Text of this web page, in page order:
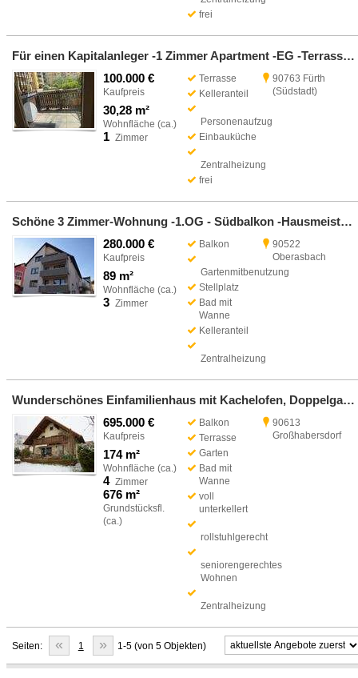
frei
Für einen Kapitalanleger -1 Zimmer Apartment -EG -Terrasse -ca. 30,28 Quadratmeter -90763 Fürth
100.000 €
Kaufpreis
30,28 m²
Wohnfläche (ca.)
1 Zimmer
Terrasse
Kelleranteil
Personenaufzug
Einbauküche
Zentralheizung
frei
90763 Fürth
(Südstadt)
Schöne 3 Zimmer-Wohnung -1.OG - Südbalkon -Hausmeister-90522 Oberasbach
280.000 €
Kaufpreis
89 m²
Wohnfläche (ca.)
3 Zimmer
Balkon
Gartenmitbenutzung
Stellplatz
Bad mit
Wanne
Kelleranteil
Zentralheizung
90522
Oberasbach
Wunderschönes Einfamilienhaus mit Kachelofen, Doppelgarage- Garten-90613 Großhabersdorf/OT Vincenzenbronn
695.000 €
Kaufpreis
174 m²
Wohnfläche (ca.)
4 Zimmer
676 m²
Grundstücksfl.
(ca.)
Balkon
Terrasse
Garten
Bad mit
Wanne
voll
unterkellert
rollstuhlgerecht
seniorengerechtes
Wohnen
Zentralheizung
90613
Großhabersdorf
Seiten: « 1 » 1-5 (von 5 Objekten)